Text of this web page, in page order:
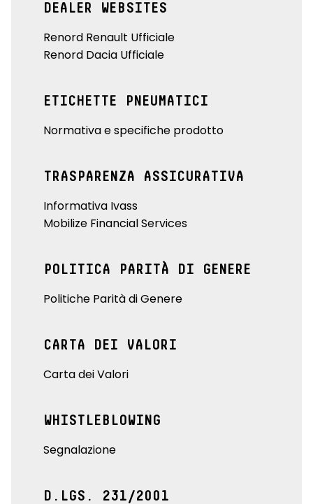
DEALER WEBSITES
Renord Renault Ufficiale
Renord Dacia Ufficiale
ETICHETTE PNEUMATICI
Normativa e specifiche prodotto
TRASPARENZA ASSICURATIVA
Informativa Ivass
Mobilize Financial Services
POLITICA PARITÀ DI GENERE
Politiche Parità di Genere
CARTA DEI VALORI
Carta dei Valori
WHISTLEBLOWING
Segnalazione
D.LGS. 231/2001